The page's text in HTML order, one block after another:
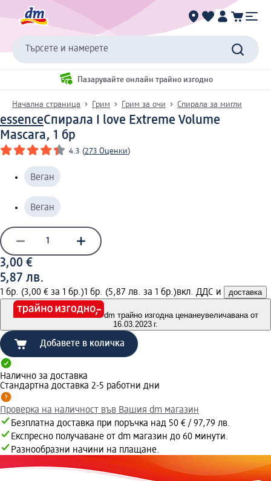
Търсете и намерете
Пазарувайте онлайн трайно изгодно
Начална страница Грим Грим за очи Спирала за мигли
essenceСпирала I love Extreme Volume
Mascara, 1 бр
4.3 (273 Оценки)
Веган
Веган
3,00 €
5,87 лв.
1 бр. (3,00 € за 1 бр.)1 бр. (5,87 лв. за 1 бр.)вкл. ДДС и доставка
dm трайно изгодна ценанеувеличавана от
16.03.2023 г.
Добавете в количка
Налично за доставка
Стандартна доставка 2-5 работни дни
Проверка на наличност във Вашия dm магазин
Безплатна доставка при поръчка над 50 € / 97,79 лв.
Експресно получаване от dm магазин до 60 минути.
Разнообразни начини на плащане.